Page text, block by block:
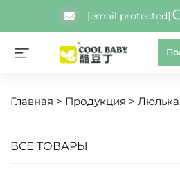
[email protected]
Главная > Продукция >
ВСЕ ТОВАРЫ